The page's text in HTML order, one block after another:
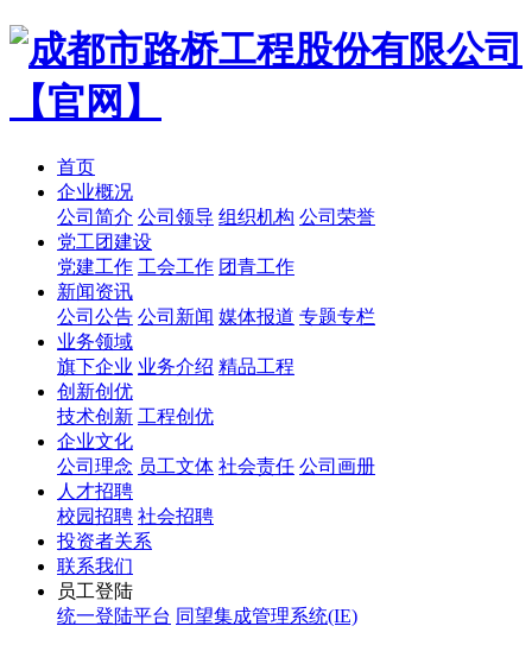
首页
企业概况
公司简介 公司领导 组织机构 公司荣誉
党工团建设
党建工作 工会工作 团青工作
新闻资讯
公司公告 公司新闻 媒体报道 专题专栏
业务领域
旗下企业 业务介绍 精品工程
创新创优
技术创新 工程创优
企业文化
公司理念 员工文体 社会责任 公司画册
人才招聘
校园招聘 社会招聘
投资者关系
联系我们
员工登陆
统一登陆平台 同望集成管理系统(IE)